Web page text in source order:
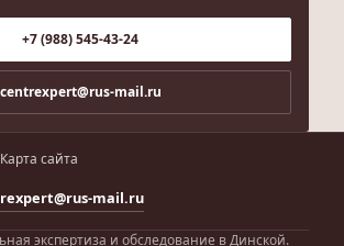
+7 (988) 545-43-24
centrexpert@rus-mail.ru
Карта сайта
mail.ru
экспертиза и обследование в Динской.